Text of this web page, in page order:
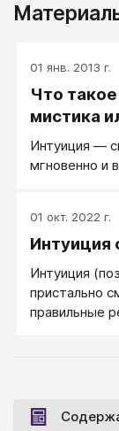
01 янв. 2013 г.
Что
мистика
Интуиция —
мгновенно и
01 окт. 2022 г.
Интуиция
Интуиция
пристально
правильные